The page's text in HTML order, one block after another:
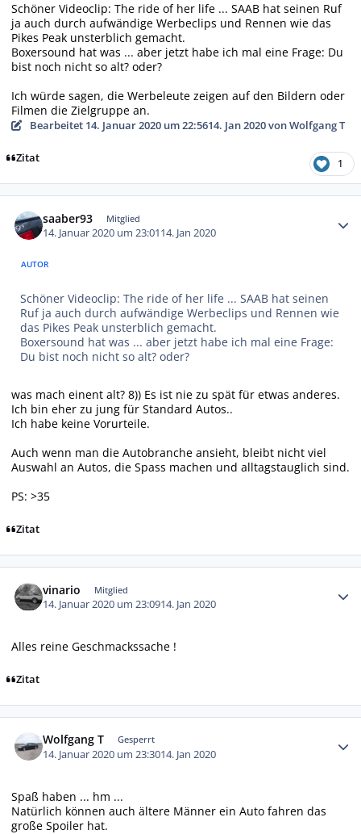
Schöner Videoclip: The ride of her life ... SAAB hat seinen Ruf
ja auch durch aufwändige Werbeclips und Rennen wie das
Pikes Peak unsterblich gemacht.
Boxersound hat was ... aber jetzt habe ich mal eine Frage: Du
bist noch nicht so alt? oder?
Ich würde sagen, die Werbeleute zeigen auf den Bildern oder
Filmen die Zielgruppe an.
Bearbeitet 14. Januar 2020 um 22:5614. Jan 2020von Wolfgang T
Zitat 1
saaber93 Mitglied
14. Januar 2020 um 23:0114. Jan 2020
AUTOR
Schöner Videoclip: The ride of her life ... SAAB hat seinen
Ruf ja auch durch aufwändige Werbeclips und Rennen wie
das Pikes Peak unsterblich gemacht.
Boxersound hat was ... aber jetzt habe ich mal eine Frage:
Du bist noch nicht so alt? oder?
was mach einent alt? 8)) Es ist nie zu spät für etwas anderes.
Ich bin eher zu jung für Standard Autos..
Ich habe keine Vorurteile.
Auch wenn man die Autobranche ansieht, bleibt nicht viel
Auswahl an Autos, die Spass machen und alltagstauglich sind.
PS: >35
Zitat
vinario Mitglied
14. Januar 2020 um 23:0914. Jan 2020
Alles reine Geschmackssache !
Zitat
Wolfgang T Gesperrt
14. Januar 2020 um 23:3014. Jan 2020
Spaß haben ... hm ...
Natürlich können auch ältere Männer ein Auto fahren das
große Spoiler hat.